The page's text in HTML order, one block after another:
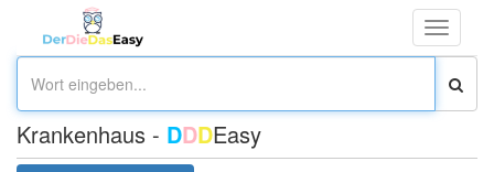
Toggle
Krankenhaus - DDDEasy